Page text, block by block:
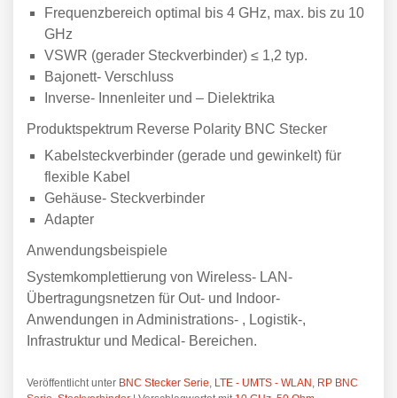
Frequenzbereich optimal bis 4 GHz, max. bis zu 10
GHz
VSWR (gerader Steckverbinder) ≤ 1,2 typ.
Bajonett- Verschluss
Inverse- Innenleiter und – Dielektrika
Produktspektrum Reverse Polarity BNC Stecker
Kabelsteckverbinder (gerade und gewinkelt) für
flexible Kabel
Gehäuse- Steckverbinder
Adapter
Anwendungsbeispiele
Systemkomplettierung von Wireless- LAN-
Übertragungsnetzen für Out- und Indoor-
Anwendungen in Administrations- , Logistik-,
Infrastruktur und Medical- Bereichen.
Veröffentlicht unter BNC Stecker Serie LTE - UMTS - WLAN RP BNC